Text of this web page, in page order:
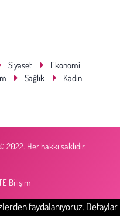
Siyaset
Ekonomi
Sağlık
Kadın
2022. Her hakkı saklıdır.
Bilişim
faydalanıyoruz. Detaylar